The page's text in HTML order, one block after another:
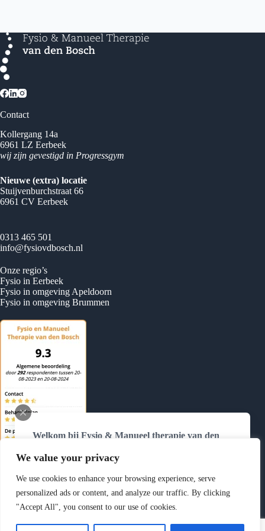
We value your privacy
We use cookies to enhance your browsing experience, serve
personalized ads or content, and analyze our traffic. By clicking
"Accept All", you consent to our use of cookies.
Welkom bij Fysio & Manueel therapie van den
Wij zijn telefonisch bereikbaar van
0384775370
Buiten deze tijden kunt u ons altijd mailen via
info@fysiovdbosch.nl
of uw afspraak zelf
online
inplannen.
Contact
Kollergang 14a
6961 LZ Eerbeek
wij zijn gevestigd in Progressgym
Nieuwe (extra) locatie
Stuijvenburchstraat 66
6961 CV Eerbeek
0313 465 501
info@fysiovdbosch.nl
Onze regio’s
Fysio in Eerbeek
Fysio in omgeving Apeldoorn
Fysio in omgeving Brummen
Copyright © 2026 Fysio & Manueel Therapie van den Bosch